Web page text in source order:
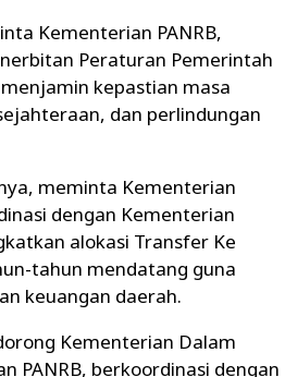
Kementerian PANRB,
Peraturan Pemerintah
kepastian masa
dan perlindungan
meminta Kementerian
dengan Kementerian
alokasi Transfer Ke
tahun mendatang guna
keuangan daerah.
Kementerian Dalam
PANRB, berkoordinasi dengan